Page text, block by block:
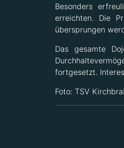
Besonders
erreichten. Die
übersprungen
Das gesamte
fortgesetzt.
Foto: TSV